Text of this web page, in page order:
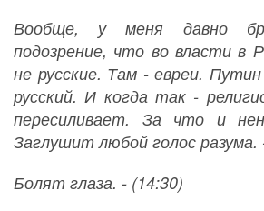
Вообще, у меня давно
подозрение, что во власти в
не русские. Там - евреи.
русский. И когда так -
пересиливает. За что и
Заглушит любой голос разума.
Болят глаза. - (14:30)